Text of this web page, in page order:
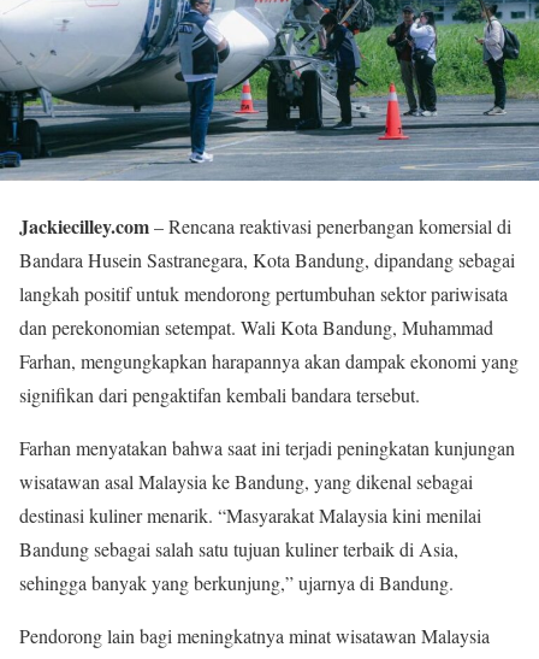
Jackiecilley.com– Rencana reaktivasi penerbangan komersial di
Bandara Husein Sastranegara, Kota Bandung, dipandang sebagai
langkah positif untuk mendorong pertumbuhan sektor pariwisata
dan perekonomian setempat. Wali Kota Bandung, Muhammad
Farhan, mengungkapkan harapannya akan dampak ekonomi yang
signifikan dari pengaktifan kembali bandara tersebut.
Farhan menyatakan bahwa saat ini terjadi peningkatan kunjungan
wisatawan asal Malaysia ke Bandung, yang dikenal sebagai
destinasi kuliner menarik. “Masyarakat Malaysia kini menilai
Bandung sebagai salah satu tujuan kuliner terbaik di Asia,
sehingga banyak yang berkunjung,” ujarnya di Bandung.
Pendorong lain bagi meningkatnya minat wisatawan Malaysia